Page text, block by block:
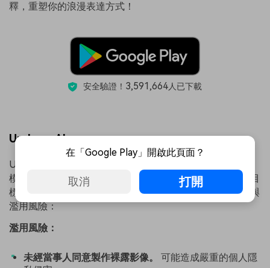
釋，重塑你的浪漫表達方式！
安全驗證！ 3,591,664人已下載
Undress AI
Undress AI 是一款運用人工智慧技術，將穿著衣物的照片
模擬成裸照的應用程式。它透過分析輸入影像，嘗試生成目
標人物未著衣物的高度逼真模擬圖像。以下為其主要功能與
濫用風險：
濫用風險：
未經當事人同意製作裸露影像。
可能造成嚴重的個人隱
在「Google Play」開啟此頁面？
取消 打開